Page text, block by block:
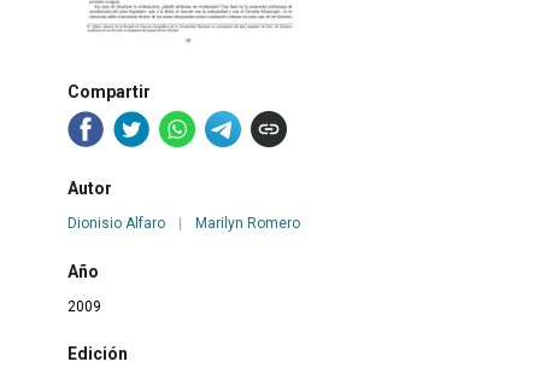
Compartir
Autor
Dionisio Alfaro Marilyn Romero
Año
2009
Edición